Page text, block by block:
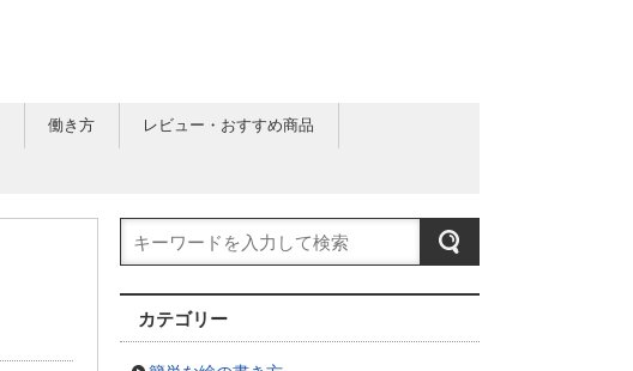
働き方 レビュー・おすすめ商品
カテゴリー